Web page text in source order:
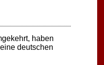
haben
deutschen